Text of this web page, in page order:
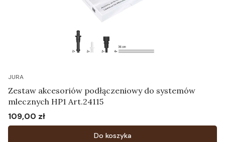
JURA
Zestaw akcesoriów podłączeniowy do systemów
mlecznych HP1 Art.24115
Cena
109,00 zł
Do koszyka